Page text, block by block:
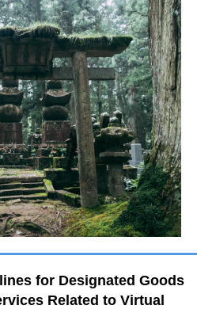
for Designated Goods
Related to Virtual